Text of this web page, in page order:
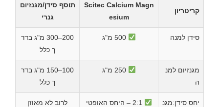
קריטריון
Scitec Calcium Magn
esium
תוסף סידן/מגנזיום
גנרי
סידן למנה 500 מ"ג
200–300 מ"ג בדר
ך כלל
מגנזיום למנ
ה
250 מ"ג
100–150 מ"ג בדר
ך כלל
יחס סידן:מגנ
2:1 – היחס האופטי
לרוב לא מאוזן